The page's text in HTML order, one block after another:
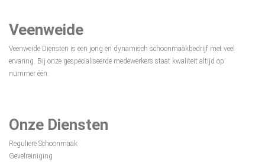
Veenweide
Veenweide Diensten is een jong en dynamisch schoonmaakbedrijf met veel
ervaring. Bij onze gespecialiseerde medewerkers staat kwaliteit altijd op
nummer één.
Onze Diensten
Reguliere Schoonmaak
Gevelreiniging